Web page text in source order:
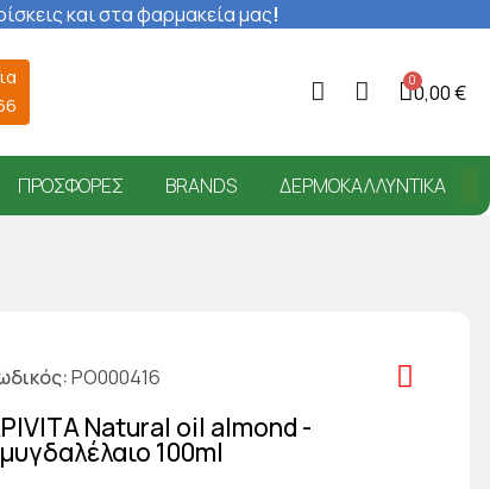
και στα φαρμακεία μας!
0,00 €
ΠΡΟΣΦΟΡΈΣ BRANDS ΔΕΡΜΟΚΑΛΛΥΝΤΙΚΆ
PO000416
Natural oil almond -
100ml